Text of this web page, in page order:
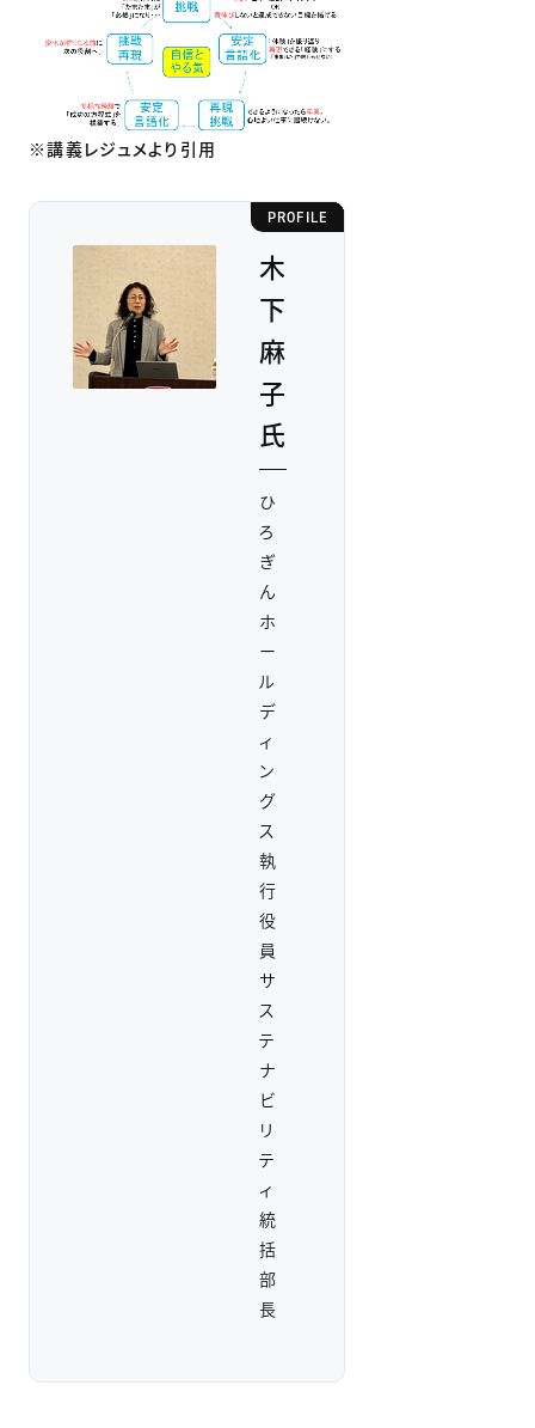
※講義レジュメより引用
PROFILE
木
下
麻
子
氏
ひ
ろ
ぎ
ん
ホ
ー
ル
デ
ィ
ン
グ
ス
執
行
役
員
サ
ス
テ
ナ
ビ
リ
テ
ィ
統
括
部
長